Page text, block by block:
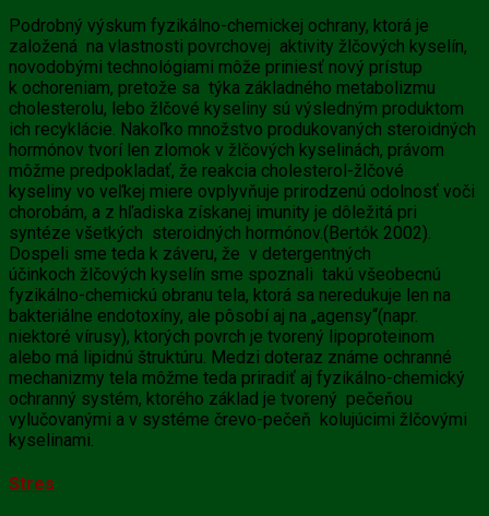
Podrobný výskum fyzikálno-chemickej ochrany, ktorá je
založená na vlastnosti povrchovej aktivity žlčových kyselín,
novodobými technológiami môže priniesť nový prístup
k ochoreniam, pretože sa týka základného metabolizmu
cholesterolu, lebo žlčové kyseliny sú výsledným produktom
ich recyklácie. Nakoľko množstvo produkovaných steroidných
hormónov tvorí len zlomok v žlčových kyselinách, právom
môžme predpokladať, že reakcia cholesterol-žlčové
kyseliny vo veľkej miere ovplyvňuje prirodzenú odolnosť voči
chorobám, a z hľadiska získanej imunity je dôležitá pri
syntéze všetkých steroidných hormónov.(Bertók 2002).
Dospeli sme teda k záveru, že v detergentných
účinkoch žlčových kyselín sme spoznali takú všeobecnú
fyzikálno-chemickú obranu tela, ktorá sa neredukuje len na
bakteriálne endotoxíny, ale pôsobí aj na „agensy“(napr.
niektoré vírusy), ktorých povrch je tvorený lipoproteinom
alebo má lipidnú štruktúru. Medzi doteraz známe ochranné
mechanizmy tela môžme teda priradiť aj fyzikálno-chemický
ochranný systém, ktorého základ je tvorený pečeňou
vylučovanými a v systéme črevo-pečeň kolujúcimi žlčovými
kyselinami.
Stres